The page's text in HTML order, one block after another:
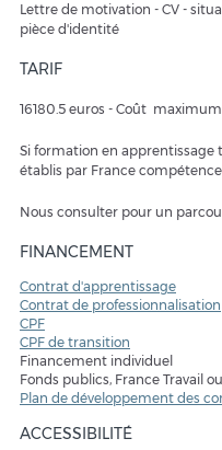
Lettre de motivation - CV -
pièce d'identité
TARIF
16180.5 euros - Coût
Si formation en apprentissage
établis par France
Nous consulter pour un
FINANCEMENT
Contrat d'apprentissage
Contrat de professionnalisation
CPF
CPF de transition
Financement individuel
Fonds publics, France Travail
Plan de développement des
ACCESSIBILITÉ